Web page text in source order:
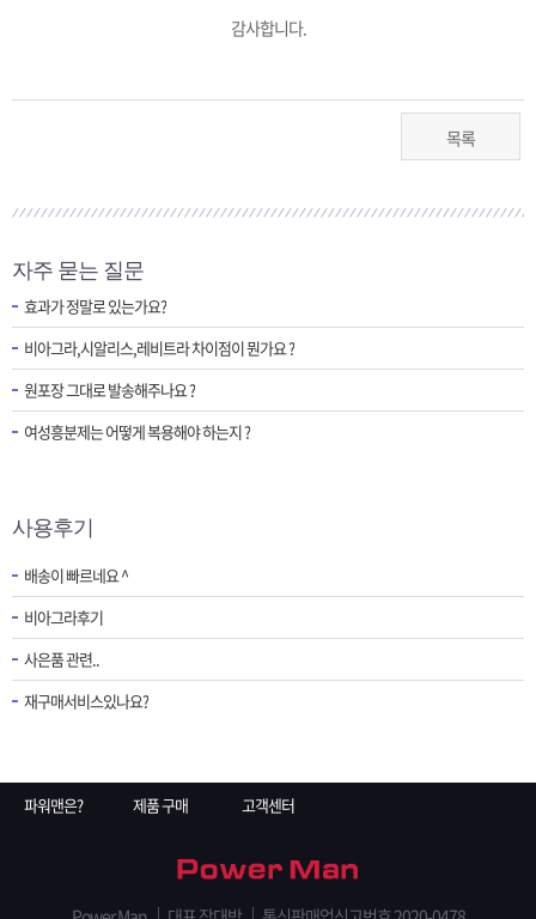
감사합니다.
목록
자주 묻는 질문
효과가 정말로 있는가요?
비아그라,시알리스,레비트라 차이점이 뭔가요 ?
원포장 그대로 발송해주나요 ?
여성흥분제는 어떻게 복용해야 하는지 ?
사용후기
배송이 빠르네요 ^
비아그라후기
사은품 관련..
재구매서비스있나요?
파워맨은? 제품 구매 고객센터